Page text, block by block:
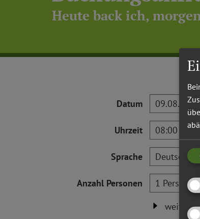
Heute back ich,
Datum
Uhrzeit
Sprache
Anzahl Personen
weiteren